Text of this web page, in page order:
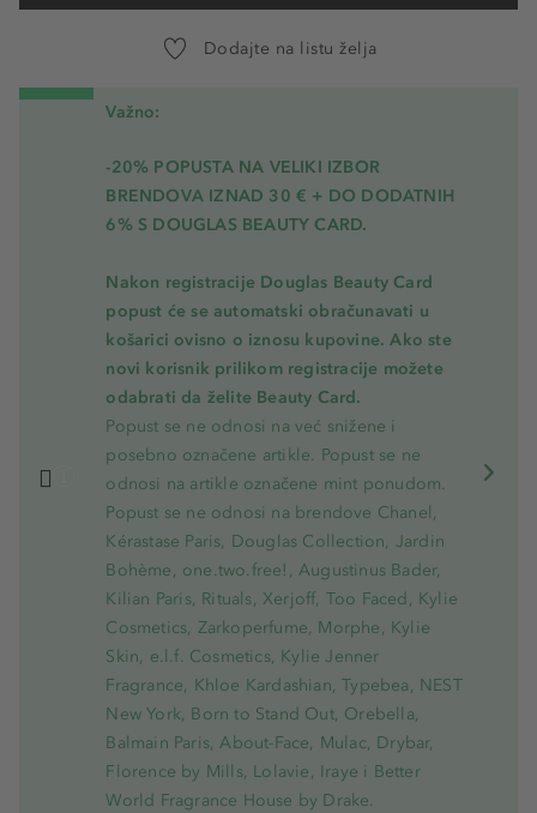
Dodajte na listu želja
Važno:
-20% POPUSTA NA VELIKI IZBOR
BRENDOVA IZNAD 30 € + DO DODATNIH
6% S DOUGLAS BEAUTY CARD.
Nakon registracije Douglas Beauty Card
popust će se automatski obračunavati u
košarici ovisno o iznosu kupovine. Ako ste
novi korisnik prilikom registracije možete
odabrati da želite Beauty Card.
Popust se ne odnosi na već snižene i
posebno označene artikle. Popust se ne
odnosi na artikle označene mint ponudom.
Popust se ne odnosi na brendove Chanel,
Kérastase Paris, Douglas Collection, Jardin
Bohème, one.two.free!, Augustinus Bader,
Kilian Paris, Rituals, Xerjoff, Too Faced, Kylie
Cosmetics, Zarkoperfume, Morphe, Kylie
Skin, e.l.f. Cosmetics, Kylie Jenner
Fragrance, Khloe Kardashian, Typebea, NEST
New York, Born to Stand Out, Orebella,
Balmain Paris, About-Face, Mulac, Drybar,
Florence by Mills, Lolavie, Iraye i Better
World Fragrance House by Drake.